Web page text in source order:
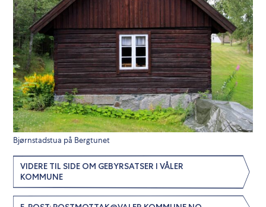
Bjørnstadstua på Bergtunet
VIDERE TIL SIDE OM GEBYRSATSER I VÅLER
KOMMUNE